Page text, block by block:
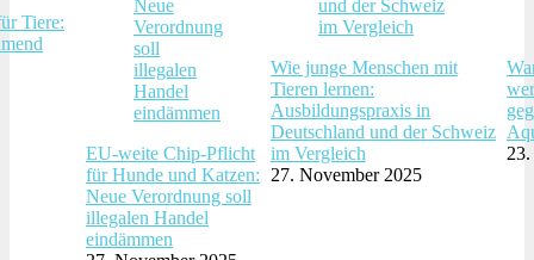
Tiere:
EU-weite Chip-Pflicht
für Hunde und Katzen:
Neue Verordnung soll
illegalen Handel
eindämmen
Wie junge Menschen mit
Tieren lernen:
Ausbildungspraxis in
Deutschland und der Schweiz
im Vergleich
27. November 2025